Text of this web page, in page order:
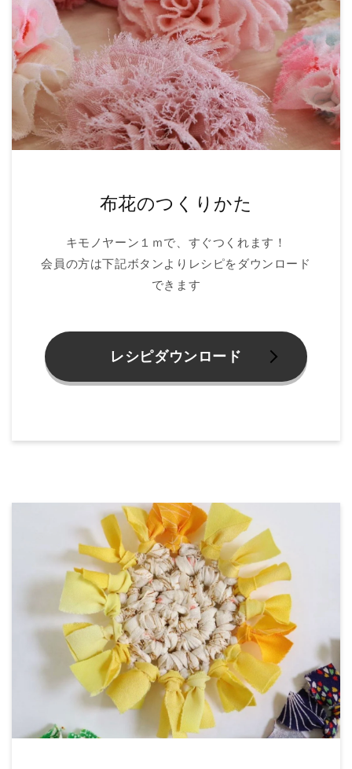
布花のつくりかた
キモノヤーン１ｍで、すぐつくれます！
会員の方は下記ボタンよりレシピをダウンロード
できます
レシピダウンロード